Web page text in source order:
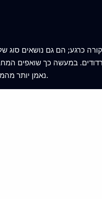
כרגע; הם גם נושאים
במעשה כך שואפים
נאמן יותר מהמשוואות המסורתיות, מבלי לטעון שהם מנבאים אסונות אמיתיים ישירות.